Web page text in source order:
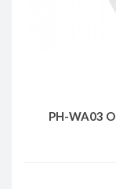
PH-WA03